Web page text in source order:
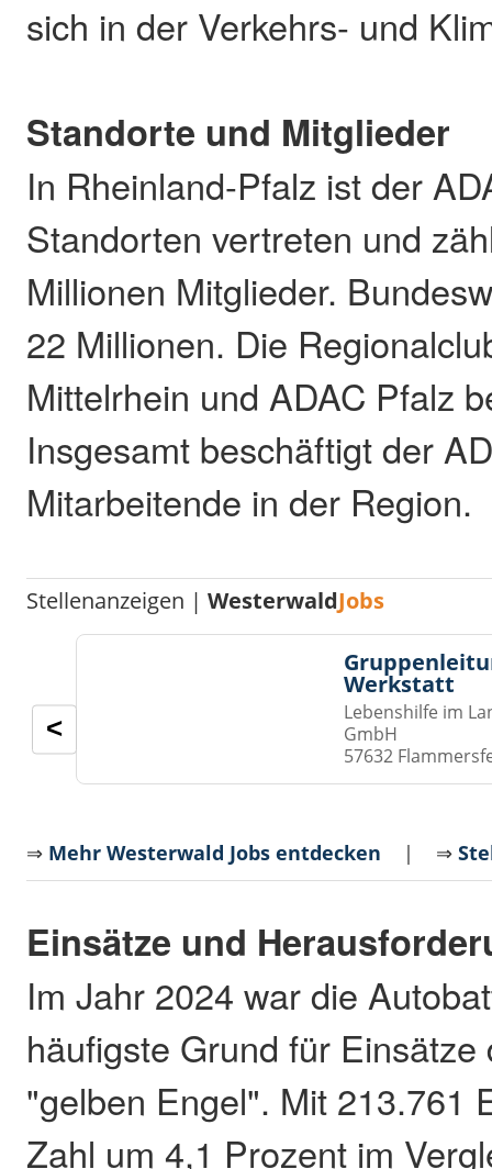
sich in der Verkehrs- und
Standorte und Mitglieder
In Rheinland-Pfalz ist der
Standorten vertreten und
Millionen Mitglieder.
22 Millionen. Die
Mittelrhein und ADAC Pfalz
Insgesamt beschäftigt der
Mitarbeitende in der Region.
Stellenanzeigen |WesterwaldJobs
Werkstatt
Lebenshilfe im
GmbH
57632
<
⇒ Mehr Westerwald Jobs entdecken | ⇒
Einsätze und
Im Jahr 2024 war die
häufigste Grund für
"gelben Engel". Mit 213.761
Zahl um 4,1 Prozent im